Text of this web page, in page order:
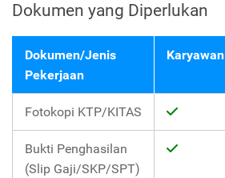
Dokumen yang Diperlukan
Dokumen/Jenis
Pekerjaan
Karyawan
Fotokopi KTP/KITAS
Bukti Penghasilan
(Slip Gaji/SKP/SPT)